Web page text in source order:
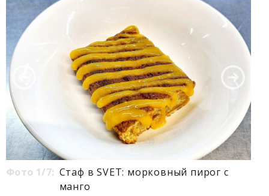
Фото 1/7: Стаф в SVET: морковный пирог с
манго